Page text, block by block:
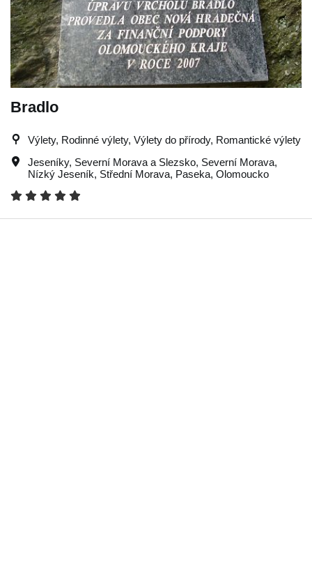
Bradlo
Výlety, Rodinné výlety, Výlety do přírody, Romantické výlety
Jeseníky, Severní Morava a Slezsko, Severní Morava,
Nízký Jeseník, Střední Morava, Paseka, Olomoucko